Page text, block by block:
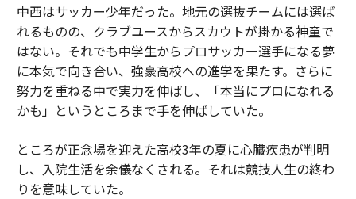
中西はサッカー少年だった。地元の選抜チームには選ば
れるものの、クラブユースからスカウトが掛かる神童で
はない。それでも中学生からプロサッカー選手になる夢
に本気で向き合い、強豪高校への進学を果たす。さらに
努力を重ねる中で実力を伸ばし、「本当にプロになれる
かも」というところまで手を伸ばしていた。
ところが正念場を迎えた高校3年の夏に心臓疾患が判明
し、入院生活を余儀なくされる。それは競技人生の終わ
りを意味していた。